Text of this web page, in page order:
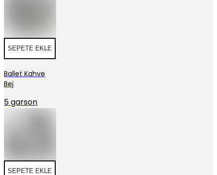
SEPETE EKLE
Ballet Kahve
Bej
5 garson
SEPETE EKLE